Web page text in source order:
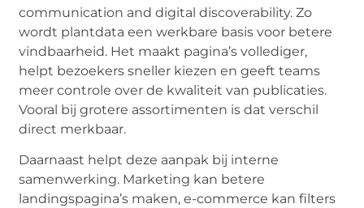
communication and digital discoverability. Zo
wordt plantdata een werkbare basis voor betere
vindbaarheid. Het maakt pagina’s vollediger,
helpt bezoekers sneller kiezen en geeft teams
meer controle over de kwaliteit van publicaties.
Vooral bij grotere assortimenten is dat verschil
direct merkbaar.
Daarnaast helpt deze aanpak bij interne
samenwerking. Marketing kan betere
landingspagina’s maken, e-commerce kan filters